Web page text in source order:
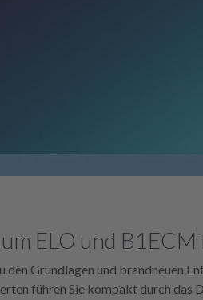
ELO und B1ECM
Grundlagen und brandneuen
führen Sie kompakt durch das